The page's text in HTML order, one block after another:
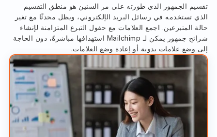
تقسيم الجمهور الذي طورته على مر السنين هو منطق التقسيم
الذي تستخدمه في رسائل البريد الإلكتروني، ويظل محدثًا مع تغير
حالة المتبرعين. اجمع العلامات مع حقول التبرع المتزامنة لإنشاء
شرائح جمهور يمكن لـ Mailchimp استهدافها مباشرةً، دون الحاجة
إلى وضع علامات يدوية أو إعادة وضع العلامات.